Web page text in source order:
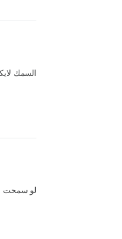
السمك
لو سمحت